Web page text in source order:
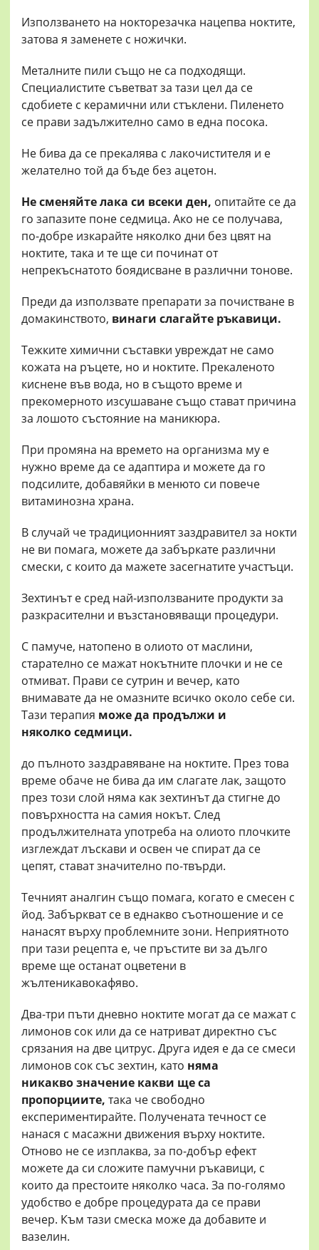
Използването на нокторезачка нацепва ноктите,
затова я заменете с ножички.
Металните пили също не са подходящи.
Специалистите съветват за тази цел да се
сдобиете с керамични или стъклени. Пиленето
се прави задължително само в една посока.
Не бива да се прекалява с лакочистителя и е
желателно той да бъде без ацетон.
Не сменяйте лака си всеки ден, опитайте се да
го запазите поне седмица. Ако не се получава,
по-добре изкарайте няколко дни без цвят на
ноктите, така и те ще си починат от
непрекъснатото боядисване в различни тонове.
Преди да използвате препарати за почистване в
домакинството, винаги слагайте ръкавици.
Тежките химични съставки увреждат не само
кожата на ръцете, но и ноктите. Прекаленото
киснене във вода, но в същото време и
прекомерното изсушаване също стават причина
за лошото състояние на маникюра.
При промяна на времето на организма му е
нужно време да се адаптира и можете да го
подсилите, добавяйки в менюто си повече
витаминозна храна.
В случай че традиционният заздравител за нокти
не ви помага, можете да забъркате различни
смески, с които да мажете засегнатите участъци.
Зехтинът е сред най-използваните продукти за
разкрасителни и възстановяващи процедури.
С памуче, натопено в олиото от маслини,
старателно се мажат нокътните плочки и не се
отмиват. Прави се сутрин и вечер, като
внимавате да не омазните всичко около себе си.
Тази терапия може да продължи и
няколкоседмици.
до пълното заздравяване на ноктите. През това
време обаче не бива да им слагате лак, защото
през този слой няма как зехтинът да стигне до
повърхността на самия нокът. След
продължителната употреба на олиото плочките
изглеждат лъскави и освен че спират да се
цепят, стават значително по-твърди.
Течният аналгин също помага, когато е смесен с
йод. Забъркват се в еднакво съотношение и се
нанасят върху проблемните зони. Неприятното
при тази рецепта е, че пръстите ви за дълго
време ще останат оцветени в
жълтеникавокафяво.
Два-три пъти дневно ноктите могат да се мажат с
лимонов сок или да се натриват директно със
срязания на две цитрус. Друга идея е да се смеси
лимонов сок със зехтин, като няма
никаквозначение какви ще са
пропорциите, така че свободно
експериментирайте. Получената течност се
нанася с масажни движения върху ноктите.
Отново не се изплаква, за по-добър ефект
можете да си сложите памучни ръкавици, с
които да престоите няколко часа. За по-голямо
удобство е добре процедурата да се прави
вечер. Към тази смеска може да добавите и
вазелин.